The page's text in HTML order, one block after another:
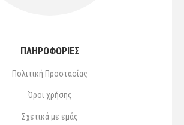
ΠΛΗΡΟΦΟΡΙΕΣ
Πολιτική Προστασίας
Όροι χρήσης
Σχετικά με εμάς